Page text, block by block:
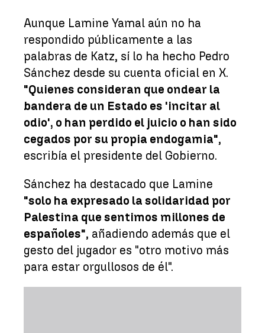
Aunque Lamine Yamal aún no ha
respondido públicamente a las
palabras de Katz, sí lo ha hecho Pedro
Sánchez desde su cuenta oficial en X.
"Quienes consideran que ondear la
bandera de un Estado es 'incitar al
odio', o han perdido el juicio o han sido
cegados por su propia endogamia",
escribía el presidente del Gobierno.
Sánchez ha destacado que Lamine
"solo ha expresado la solidaridad por
Palestina que sentimos millones de
españoles", añadiendo además que el
gesto del jugador es "otro motivo más
para estar orgullosos de él".